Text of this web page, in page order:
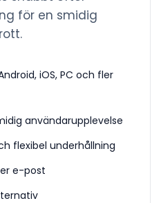
för en smidig
iOS, PC och fler
användarupplevelse
flexibel underhållning
e-post